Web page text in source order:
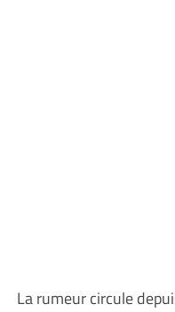
La rumeur circule